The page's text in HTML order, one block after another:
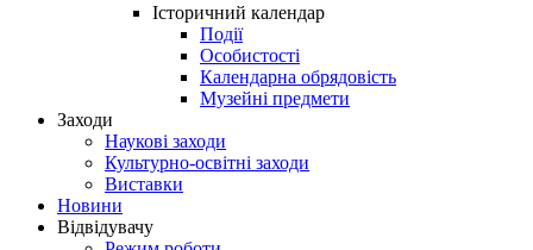
Історичний календар
Події
Особистості
Календарна обрядовість
Музейні предмети
Заходи
Наукові заходи
Культурно-освітні заходи
Виставки
Новини
Відвідувачу